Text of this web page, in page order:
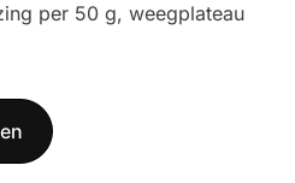
per 50 g, weegplateau